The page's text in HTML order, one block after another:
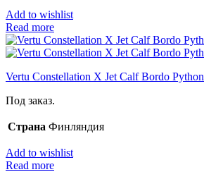
Add to wishlist
Read more
Vertu Constellation X Jet Calf Bordo Python
Под заказ.
Страна Финляндия
Add to wishlist
Read more